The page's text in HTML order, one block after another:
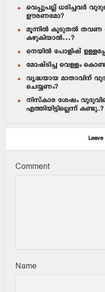
വെപ്പുപല്ല് ധരിച്ചവര്‍
ഊരണമോ?
മൂന്നില്‍ കൂടുതല്‍ തവണ
കഴുകിയാല്‍…?
നെയില്‍ പോളിഷ്
മോഷ്ടിച്ച വെള്ളം
വൃദ്ധയായ മാതാവിന്
ചെയ്യണം?
നിസ്കാര ശേഷം
എത്തിയിട്ടില്ലെന്ന് കണ്ടു..?
Comment
Name